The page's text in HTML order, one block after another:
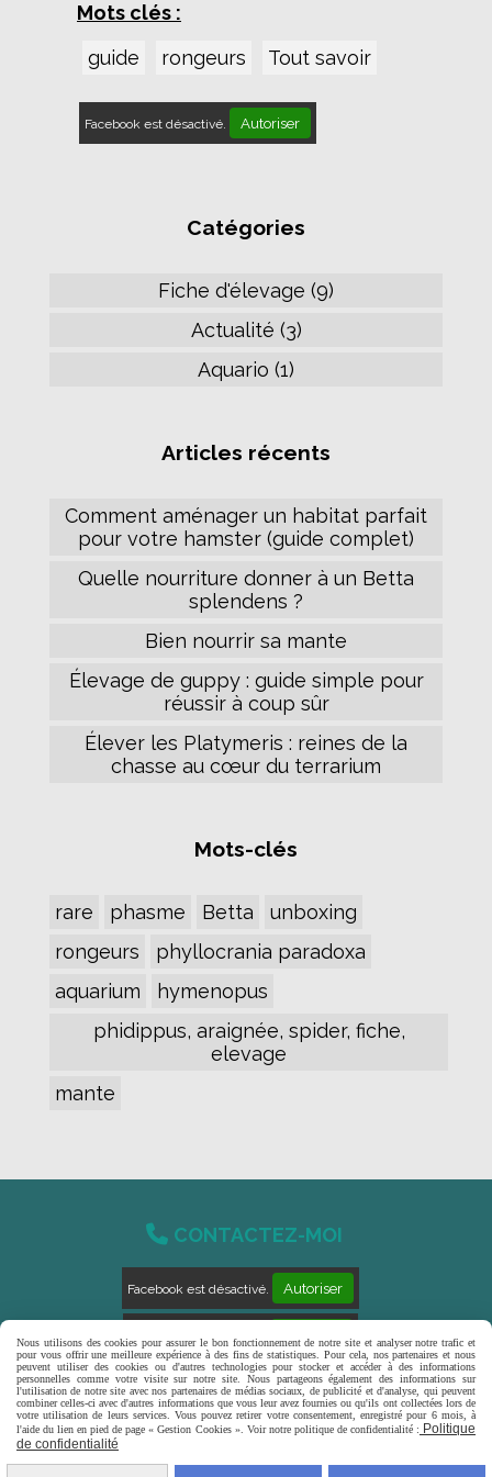
Mots clés :
guide
rongeurs Tout savoir
Facebook est désactivé. Autoriser
Catégories
Fiche d'élevage (9)
Actualité (3)
Aquario (1)
Articles récents
Comment aménager un habitat parfait
pour votre hamster (guide complet)
Quelle nourriture donner à un Betta
splendens ?
Bien nourrir sa mante
Élevage de guppy : guide simple pour
réussir à coup sûr
Élever les Platymeris : reines de la
chasse au cœur du terrarium
Mots-clés
rare phasme Betta
unboxing
rongeurs
phyllocrania paradoxa
aquarium
hymenopus
phidippus, araignée, spider, fiche,
elevage
mante
 CONTACTEZ-MOI
Facebook est désactivé. Autoriser
Pinterest est désactivé. Autoriser
Mentions Légales
Conditions générales de
vente
Politique de confidentialité
Gestion
cookies Mon Compte
Nous utilisons des cookies pour assurer le bon fonctionnement de notre site et analyser notre trafic et
pour vous offrir une meilleure expérience à des fins de statistiques. Pour cela, nos partenaires et nous
peuvent utiliser des cookies ou d'autres technologies pour stocker et accéder à des informations
personnelles comme votre visite sur notre site. Nous partageons également des informations sur
l'utilisation de notre site avec nos partenaires de médias sociaux, de publicité et d'analyse, qui peuvent
combiner celles-ci avec d'autres informations que vous leur avez fournies ou qu'ils ont collectées lors de
votre utilisation de leurs services. Vous pouvez retirer votre consentement, enregistré pour 6 mois, à
l'aide du lien en pied de page « Gestion Cookies ». Voir notre politique de confidentialité : Politique
de confidentialité